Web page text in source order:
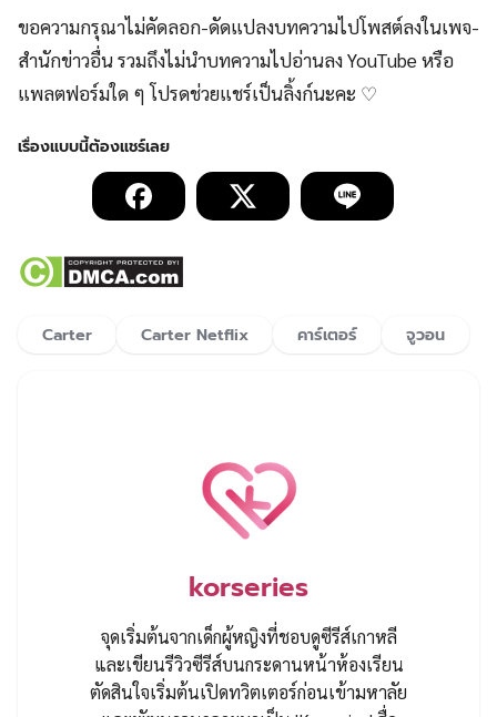
ขอความกรุณาไม่คัดลอก-ดัดแปลงบทความไปโพสต์ลงในเพจ-
สำนักข่าวอื่น รวมถึงไม่นำบทความไปอ่านลง YouTube หรือ
แพลตฟอร์มใด ๆ โปรดช่วยแชร์เป็นลิ้งก์นะคะ ♡
Carter Carter Netflix คาร์เตอร์ จูวอน
korseries
จุดเริ่มต้นจากเด็กผู้หญิงที่ชอบดูซีรีส์เกาหลี
และเขียนรีวิวซีรีส์บนกระดานหน้าห้องเรียน
ตัดสินใจเริ่มต้นเปิดทวิตเตอร์ก่อนเข้ามหาลัย